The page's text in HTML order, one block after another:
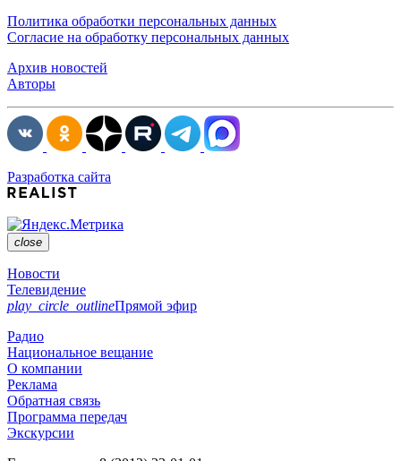
Политика обработки персональных данных
Согласие на обработку персональных данных
Архив новостей
Авторы
Разработка сайта
close
Новости
Телевидение
play_circle_outlineПрямой эфир
Радио
Национальное вещание
О компании
Реклама
Обратная связь
Программа передач
Экскурсии